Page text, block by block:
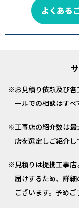
よくある
お見積り依頼及び
ールでの相談はすべ
工事店の紹介数は
店を選定しご紹介し
見積りは提携工事
届けするため、詳
ございます。予めご